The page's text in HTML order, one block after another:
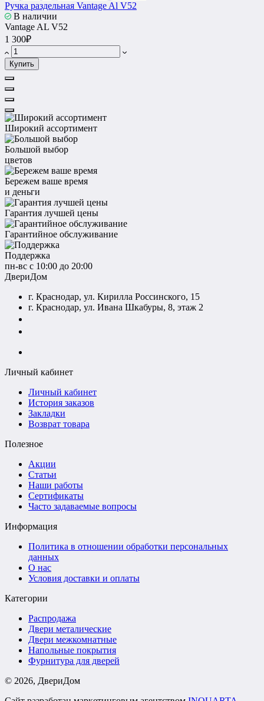
Ручка раздельная Vantage Al V52
В наличии
Vantage AL V52
1 300₽
Купить
Широкий ассортимент
Большой выбор
цветов
Бережем ваше время
и деньги
Гарантия лучшей цены
Гарантийное обслуживание
Поддержка
пн-вс с 10:00 до 20:00
ДвериДом
г. Краснодар, ул. Кирилла Россинского, 15
г. Краснодар, ул. Ивана Шкабуры, 8, этаж 2
Личный кабинет
Личный кабинет
История заказов
Закладки
Возврат товара
Полезное
Акции
Статьи
Наши работы
Сертификаты
Часто задаваемые вопросы
Информация
Политика в отношении обработки персональных
данных
О нас
Условия доставки и оплаты
Категории
Распродажа
Двери металические
Двери межкомнатные
Напольные покрытия
Фурнитура для дверей
© 2026, ДвериДом